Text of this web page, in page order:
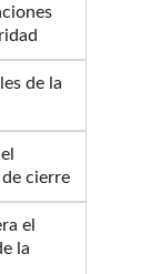
de la
cierre
el
la